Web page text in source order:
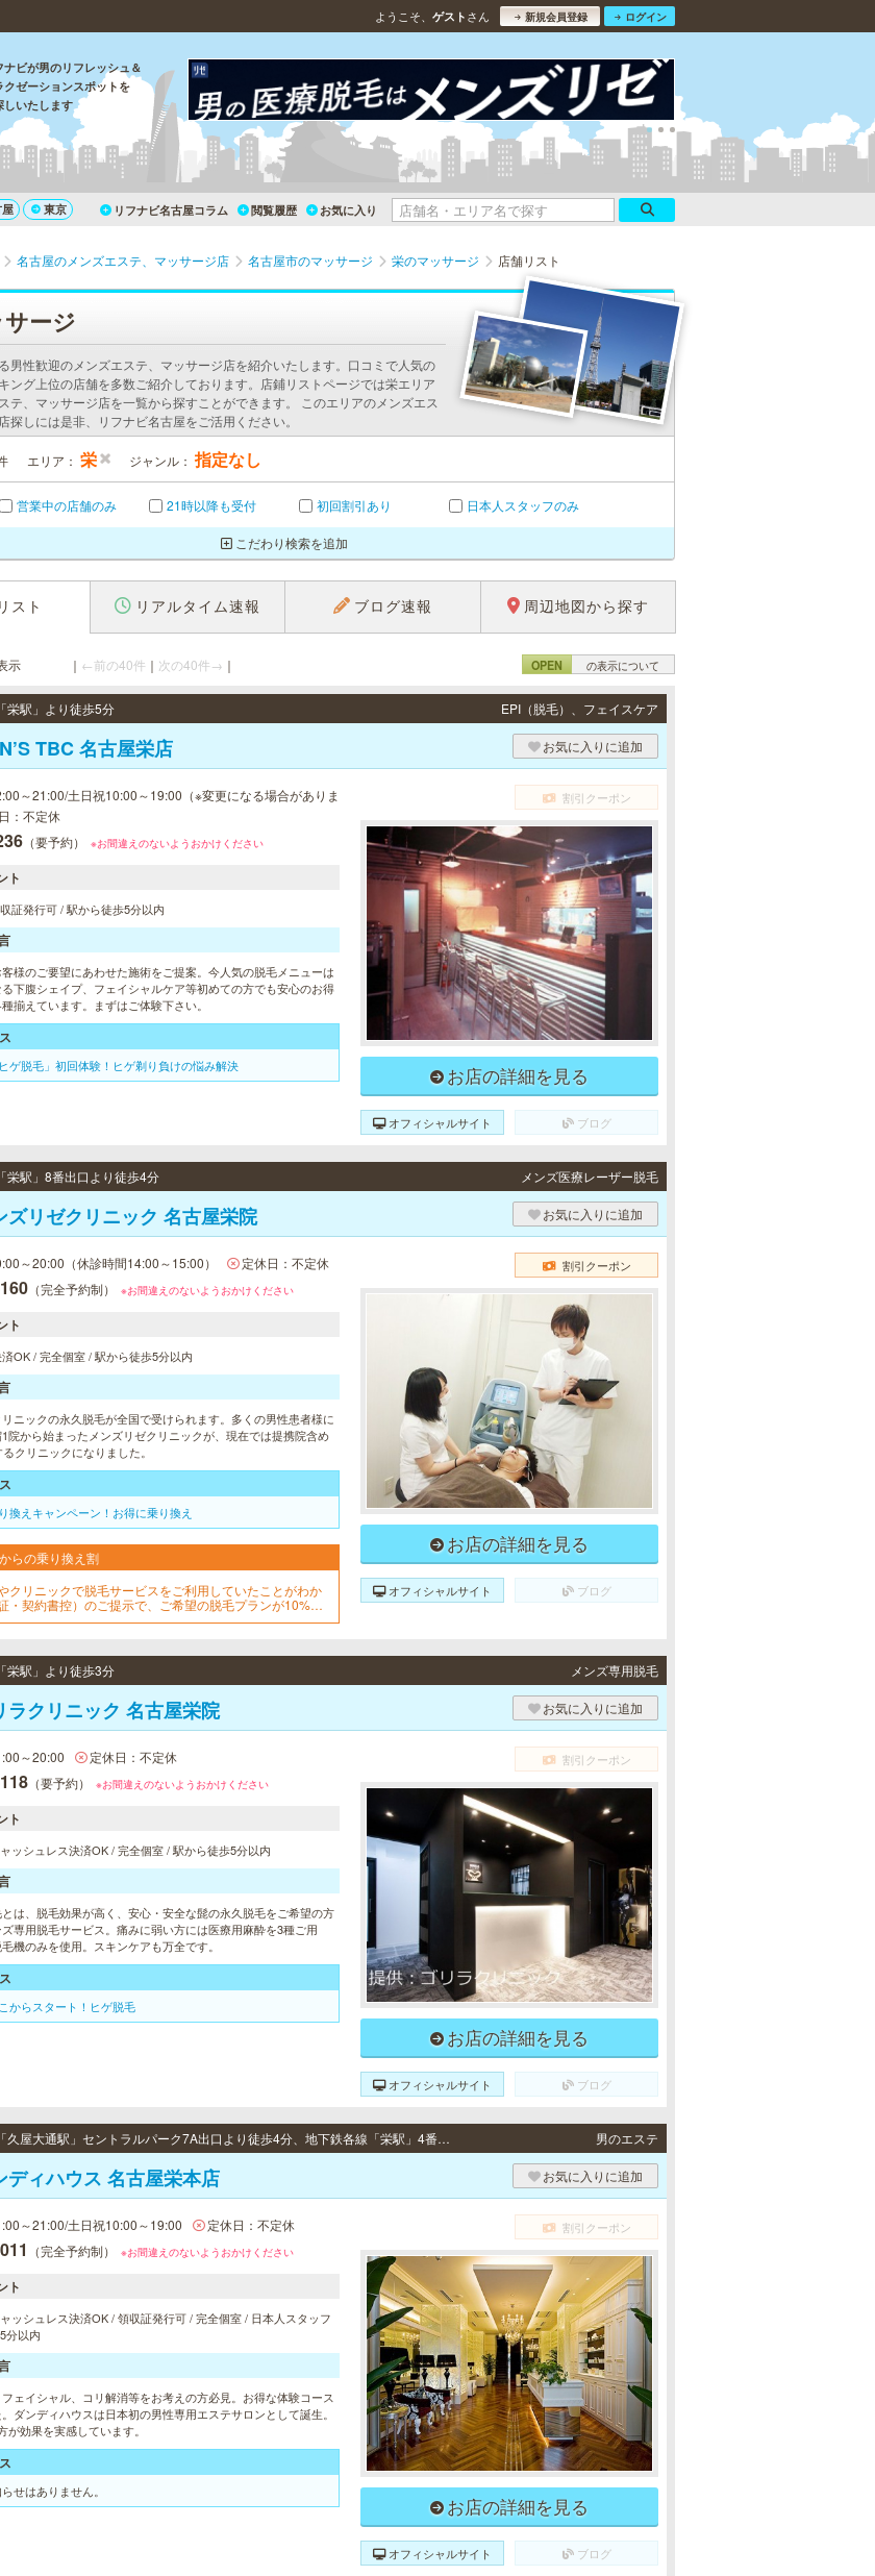
ようこそ、 ゲスト さん 新規会員登録 ログイン
ナビが男のリフレッシュ＆
クゼーションスポットを
しいたします
東京 リフナビ名古屋コラム 閲覧履歴 お気に入り
名古屋のメンズエステ、マッサージ店 名古屋市のマッサージ 栄のマッサージ 店舗リスト
ージ
男性歓迎のメンズエステ、マッサージ店を紹介いたします。口コミで人気の
ング上位の店舗を多数ご紹介しております。店鋪リストページでは栄エリア
テ、マッサージ店を一覧から探すことができます。 このエリアのメンズエス
探しには是非、リフナビ名古屋をご活用ください。
エリア： 栄 ジャンル： 指定なし
営業中の店舗のみ 21時以降も受付 初回割引あり 日本人スタッフのみ
こだわり検索を追加
スト リアルタイム速報 ブログ速報 周辺地図から探す
示 ｜ ←前の40件 ｜ 次の40件→ ｜ OPEN の表示について
栄駅」より徒歩5分 EPI（脱毛）、フェイスケア
TBC 名古屋栄店 お気に入りに追加
～21:00/土日祝10:00～19:00（※変更になる場合がありま
：不定休
（要予約） ※お間違えのないようおかけください
ト
証発行可 / 駅から徒歩5分以内
様のご要望にあわせた施術をご提案。今人気の脱毛メニューは
下腹シェイプ、フェイシャルケア等初めての方でも安心のお得
揃えています。まずはご体験下さい。
ヒゲ脱毛」初回体験！ヒゲ剃り負けの悩み解決
割引クーポン
お店の詳細を見る
オフィシャルサイト ブログ
栄駅」8番出口より徒歩4分 メンズ医療レーザー脱毛
ズリゼクリニック 名古屋栄院 お気に入りに追加
～20:00（休診時間14:00～15:00） 定休日：不定休
（完全予約制） ※お間違えのないようおかけください
ト
OK / 完全個室 / 駅から徒歩5分以内
ニックの永久脱毛が全国で受けられます。多くの男性患者様に
院から始まったメンズリゼクリニックが、現在では提携院含め
クリニックになりました。
換えキャンペーン！お得に乗り換え
らの乗り換え割
クリニックで脱毛サービスをご利用していたことがわか
・契約書控）のご提示で、ご希望の脱毛プランが10%OF
！※1回、コース終了後1回は割引適用外※他割引と併用不
割引クーポン
お店の詳細を見る
オフィシャルサイト ブログ
栄駅」より徒歩3分 メンズ専用脱毛
ラクリニック 名古屋栄院 お気に入りに追加
～20:00 定休日：不定休
（要予約） ※お間違えのないようおかけください
ト
ッシュレス決済OK / 完全個室 / 駅から徒歩5分以内
は、脱毛効果が高く、安心・安全な髭の永久脱毛をご希望の方
専用脱毛サービス。痛みに弱い方には医療用麻酔を3種ご用
機のみを使用。スキンケアも万全です。
からスタート！ヒゲ脱毛
割引クーポン
お店の詳細を見る
オフィシャルサイト ブログ
栄 / 地下鉄各線「久屋大通駅」セントラルパーク7A出口より徒歩4分、地下鉄各線「栄駅」4番出口より徒歩6分 男のエステ
ディハウス 名古屋栄本店 お気に入りに追加
～21:00/土日祝10:00～19:00 定休日：不定休
（完全予約制） ※お間違えのないようおかけください
ト
ッシュレス決済OK / 領収証発行可 / 完全個室 / 日本人スタッフ
分以内
ェイシャル、コリ解消等をお考えの方必見。お得な体験コース
ダンディハウスは日本初の男性専用エステサロンとして誕生。
が効果を実感しています。
せはありません。
割引クーポン
お店の詳細を見る
オフィシャルサイト ブログ